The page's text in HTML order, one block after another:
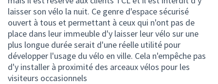
laisser son vélo la nuit. Ce genre d'espace sécurisé
ouvert à tous et permettant à ceux qui n'ont pas de
place dans leur immeuble d'y laisser leur vélo sur une
plus longue durée serait d'une réelle utilité pour
développer l'usage du vélo en ville. Cela n'empêche pas
d'y installer à proximité des arceaux vélos pour les
visiteurs occasionnels